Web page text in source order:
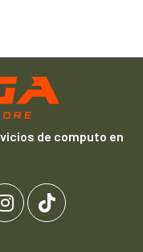
de computo en